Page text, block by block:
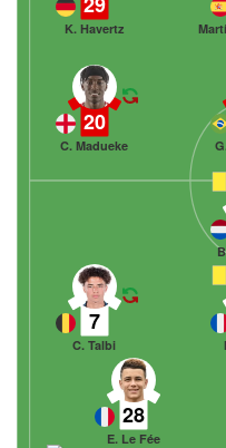
K. Havertz
20
C. Madueke
28
E. Le Fée
7
C. Talbi